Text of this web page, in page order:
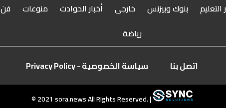
التعليم بنوك وبيزنس خارجى أخبار الحوادث منوعات
فن
رياضة
اتصل بنا سياسة الخصوصية - Privacy Policy
© 2021 sora.news All Rights Reserved. |